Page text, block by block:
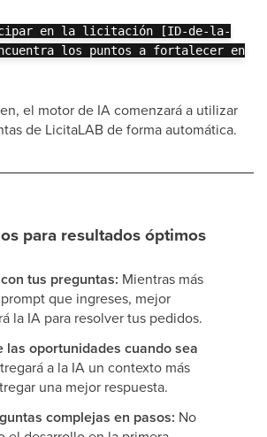
en la licitación [ID-de-la-
los puntos a fortalecer en
el motor de IA comenzará a utilizar
de LicitaLAB de forma automática.
para resultados óptimos
tus preguntas: Mientras más
que ingreses, mejor
la IA para resolver tus pedidos.
las oportunidades cuando sea
a la IA un contexto más
una mejor respuesta.
complejas en pasos: No